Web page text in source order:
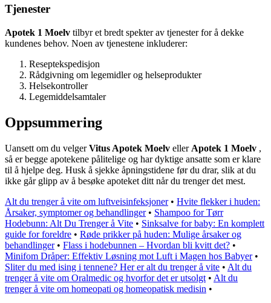
Tjenester
Apotek 1 Moelv tilbyr et bredt spekter av tjenester for å dekke
kundenes behov. Noen av tjenestene inkluderer:
Reseptekspedisjon
Rådgivning om legemidler og helseprodukter
Helsekontroller
Legemiddelsamtaler
Oppsummering
Uansett om du velgerVitus Apotek Moelv eller Apotek 1 Moelv ,
så er begge apotekene pålitelige og har dyktige ansatte som er klare
til å hjelpe deg. Husk å sjekke åpningstidene før du drar, slik at du
ikke går glipp av å besøke apoteket ditt når du trenger det mest.
Alt du trenger å vite om luftveisinfeksjoner• Hvite flekker i huden:
Årsaker, symptomer og behandlinger• Shampoo for Tørr
Hodebunn: Alt Du Trenger å Vite • Sinksalve for baby: En komplett
guide for foreldre • Røde prikker på huden: Mulige årsaker og
behandlinger• Flass i hodebunnen – Hvordan bli kvitt det? •
Minifom Dråper: Effektiv Løsning mot Luft i Magen hos Babyer•
Sliter du med ising i tennene? Her er alt du trenger å vite • Alt du
trenger å vite om Oralmedic og hvorfor det er utsolgt • Alt du
trenger å vite om homeopati og homeopatisk medisin •